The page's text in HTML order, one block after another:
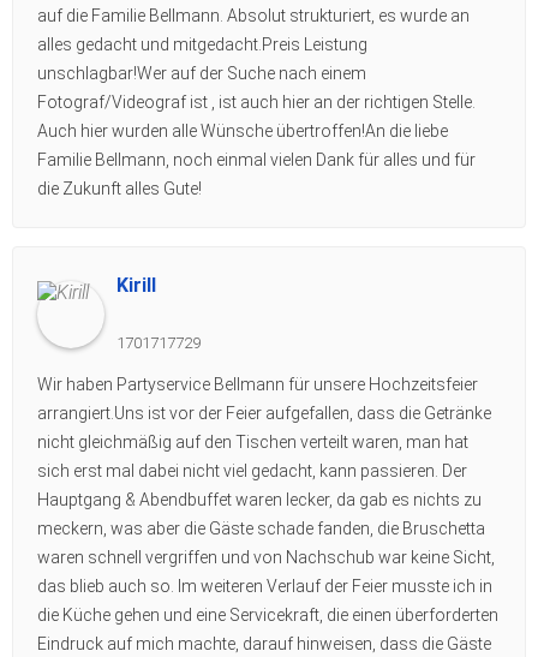
auf die Familie Bellmann. Absolut strukturiert, es wurde an
alles gedacht und mitgedacht.Preis Leistung
unschlagbar!Wer auf der Suche nach einem
Fotograf/Videograf ist , ist auch hier an der richtigen Stelle.
Auch hier wurden alle Wünsche übertroffen!An die liebe
Familie Bellmann, noch einmal vielen Dank für alles und für
die Zukunft alles Gute!
Kirill
1701717729
Wir haben Partyservice Bellmann für unsere Hochzeitsfeier
arrangiert.Uns ist vor der Feier aufgefallen, dass die Getränke
nicht gleichmäßig auf den Tischen verteilt waren, man hat
sich erst mal dabei nicht viel gedacht, kann passieren. Der
Hauptgang & Abendbuffet waren lecker, da gab es nichts zu
meckern, was aber die Gäste schade fanden, die Bruschetta
waren schnell vergriffen und von Nachschub war keine Sicht,
das blieb auch so. Im weiteren Verlauf der Feier musste ich in
die Küche gehen und eine Servicekraft, die einen überforderten
Eindruck auf mich machte, darauf hinweisen, dass die Gäste